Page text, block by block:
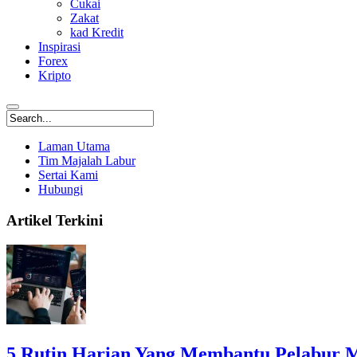
Cukai
Zakat
kad Kredit
Inspirasi
Forex
Kripto
Laman Utama
Tim Majalah Labur
Sertai Kami
Hubungi
Artikel Terkini